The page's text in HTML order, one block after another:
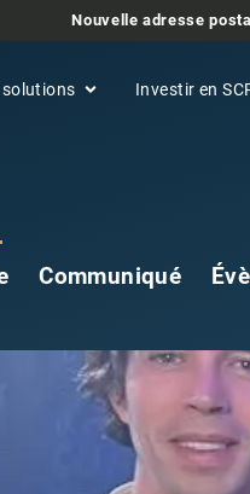
Nouvelle adresse
solutions Investir en
Communiqué